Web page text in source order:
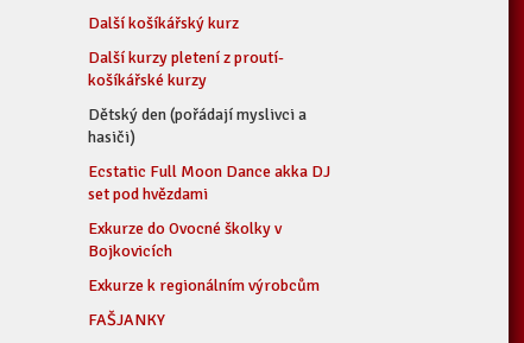
Další košíkářský kurz
Další kurzy pletení z proutí-
košíkářské kurzy
Dětský den (pořádají myslivci a
hasiči)
Ecstatic Full Moon Dance akka DJ
set pod hvězdami
Exkurze do Ovocné školky v
Bojkovicích
Exkurze k regionálním výrobcům
FAŠJANKY